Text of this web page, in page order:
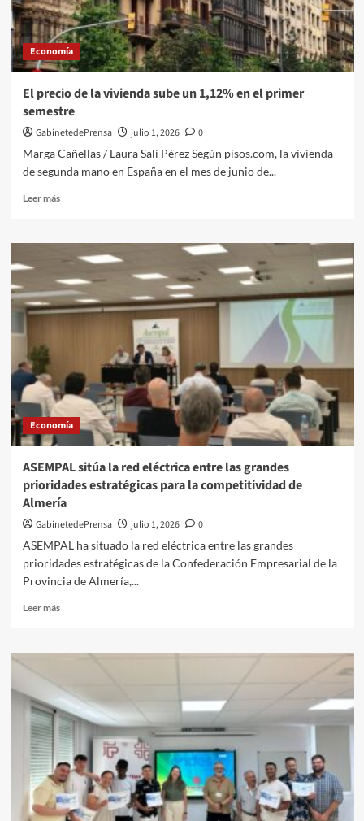
sanitaria
internacional
premium
para
los
turísticos
de
Almería
Economía
El precio de la vivienda sube un 1,12% en el primer
semestre
GabinetedePrensa julio 1, 2026
0
Marga Cañellas / Laura Sali Pérez Según pisos.com, la vivienda
de segunda mano en España en el mes de junio de...
Leer másLeer
El
precio
la
vivienda
sube
el
primer
semestre
Economía
ASEMPAL sitúa la red eléctrica entre las grandes
prioridades estratégicas para la competitividad de
Almería
GabinetedePrensa julio 1, 2026
0
ASEMPAL ha situado la red eléctrica entre las grandes
prioridades estratégicas de la Confederación Empresarial de la
Provincia de Almería,...
Leer másLeer
ASEMPAL
red
eléctrica
entre
las
grandes
prioridades
estratégicas
para